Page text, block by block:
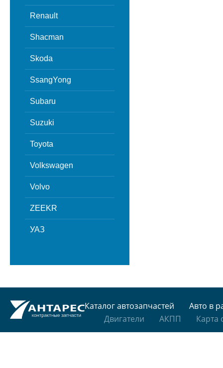
Renault
Shacman
Skoda
SsangYong
Subaru
Suzuki
Toyota
Volkswagen
Volvo
ZEEKR
УАЗ
Каталог автозапчастей
Авто в
Двигатели
АКПП Карта